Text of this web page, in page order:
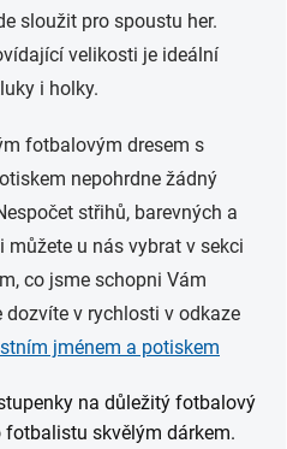
sloužit pro spoustu her.
velikosti je ideální
i holky.
fotbalovým dresem s
nepohrdne žádný
střihů, barevných a
u nás vybrat v sekci
co jsme schopni Vám
dozvíte v rychlosti v odkaze
jménem a potiskem
na důležitý fotbalový
skvělým dárkem.